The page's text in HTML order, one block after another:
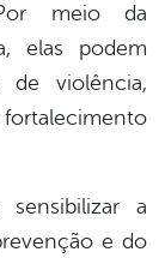
meio da
elas podem
de violência,
a
e do